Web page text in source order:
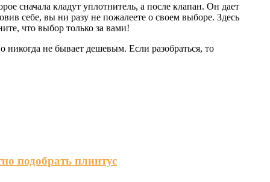
сначала кладут уплотнитель, а после клапан. Он дает
себе, вы ни разу не пожалеете о своем выборе. Здесь
что выбор только за вами!
никогда не бывает дешевым. Если разобраться, то
подобрать плинтус